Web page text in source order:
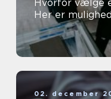
Hvorfor vælge
Her er
02. december